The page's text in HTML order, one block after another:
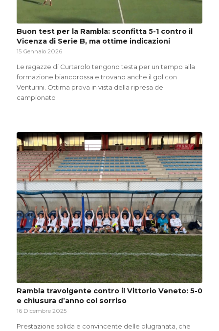
Buon test per la Rambla: sconfitta 5-1 contro il
Vicenza di Serie B, ma ottime indicazioni
15 Gennaio 2026
Le ragazze di Curtarolo tengono testa per un tempo alla
formazione biancorossa e trovano anche il gol con
Venturini. Ottima prova in vista della ripresa del
campionato
Rambla travolgente contro il Vittorio Veneto: 5-0
e chiusura d’anno col sorriso
16 Dicembre 2025
Prestazione solida e convincente delle blugranata, che